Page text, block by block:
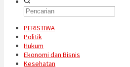
PERISTIWA
Politik
Hukum
Ekonomi dan Bisnis
Kesehatan